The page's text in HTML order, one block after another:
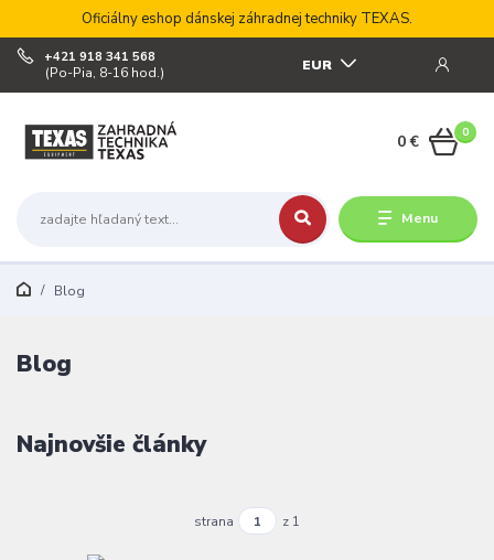
Oficiálny eshop dánskej záhradnej techniky TEXAS.
Menu
EUR
+421 918 341 568
(Po-Pia, 8-16 hod.)
0
0 €
Blog
Blog
Najnovšie články
strana z 1